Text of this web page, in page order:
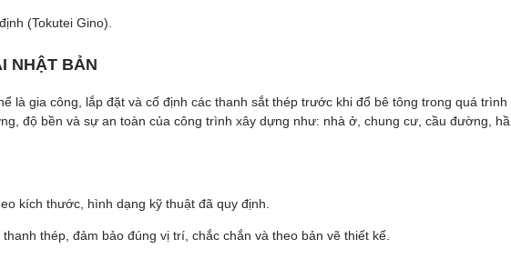
(Tokutei Gino).
NHẬT BẢN
là gia công, lắp đặt và cố định các thanh sắt thép trước khi đổ bê tông trong quá trình
độ bền và sự an toàn của công trình xây dựng như: nhà ở, chung cư, cầu đường,
kích thước, hình dạng kỹ thuật đã quy định.
thép, đảm bảo đúng vị trí, chắc chắn và theo bản vẽ thiết kế.